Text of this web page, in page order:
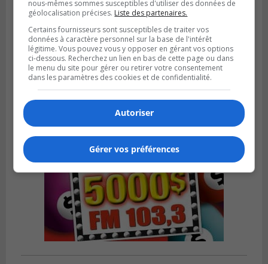
LONGUEUIL
Publié le 5 août 2026 à 13h50
Le Mois de l’archéologie bat son plein sur
la Rive-Sud de Montréal
nous-mêmes sommes susceptibles d'utiliser des données de
géolocalisation précises. Liste des partenaires.
Certains fournisseurs sont susceptibles de traiter vos
données à caractère personnel sur la base de l'intérêt
légitime. Vous pouvez vous y opposer en gérant vos options
ci-dessous. Recherchez un lien en bas de cette page ou dans
le menu du site pour gérer ou retirer votre consentement
dans les paramètres des cookies et de confidentialité.
Autoriser
Gérer vos préférences